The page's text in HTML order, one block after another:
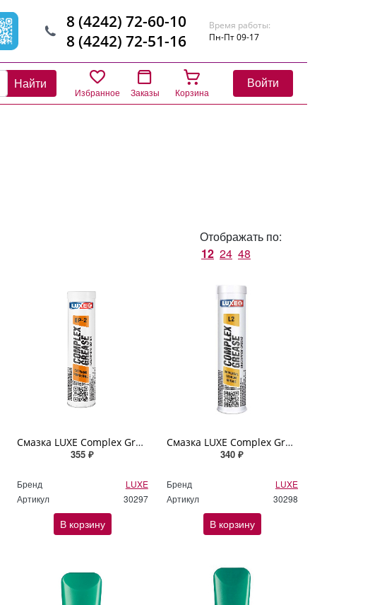
8 (4242) 72-60-10
8 (4242) 72-51-16
Время работы:
Пн-Пт 09-17
Найти
Избранное Заказы Корзина
Войти
Отображать по:
12 24 48
Смазка LUXE Complex Grease EP-2 Extreme Pressure 400г (картуш) желтая
355 ₽
Бренд
LUXE
Артикул
30297
В корзину
Смазка LUXE Complex Grease L-2 Universal 400г (картуш) желтая
340 ₽
Бренд
LUXE
Артикул
30298
В корзину